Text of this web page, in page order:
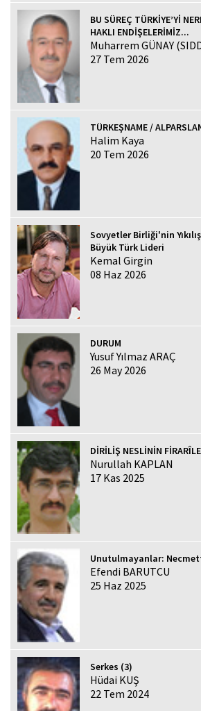
BU SÜREÇ TÜRKİYE’Yİ
HAKLI ENDİŞELERİMİZ...
Muharrem GÜNAY
27 Tem 2026
TÜRKEŞNAME /
Halim Kaya
20 Tem 2026
Sovyetler Birliği'nin
Büyük Türk Lideri
Kemal Girgin
08 Haz 2026
DURUM
Yusuf Yılmaz ARAÇ
26 May 2026
DİRİLİŞ NESLİNİN
Nurullah KAPLAN
17 Kas 2025
Unutulmayanlar:
Efendi BARUTCU
25 Haz 2025
Serkes (3)
Hüdai KUŞ
22 Tem 2024